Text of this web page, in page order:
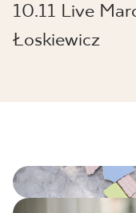
10.11 Live
Łoskiewicz